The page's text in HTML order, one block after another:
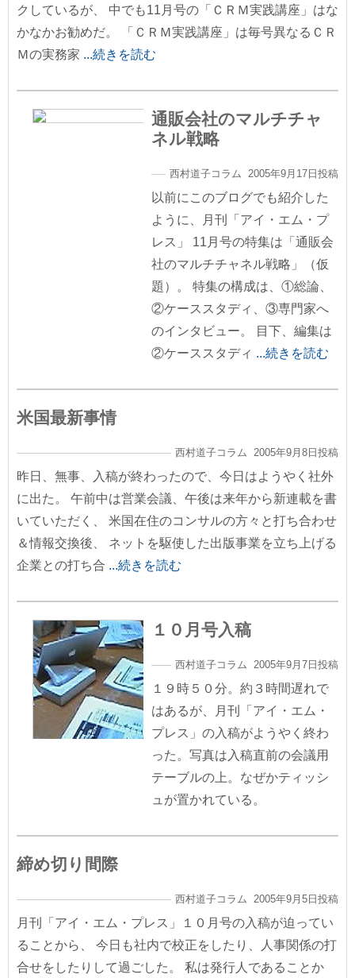
クしているが、 中でも11月号の「ＣＲＭ実践講座」はな
かなかお勧めだ。 「ＣＲＭ実践講座」は毎号異なるＣＲ
Ｍの実務家 ...続きを読む
通販会社のマルチチャ
ネル戦略
西村道子コラム 2005年9月17日投稿
以前にこのブログでも紹介した
ように、月刊「アイ・エム・プ
レス」 11月号の特集は「通販会
社のマルチチャネル戦略」（仮
題）。 特集の構成は、①総論、
②ケーススタディ、③専門家へ
のインタビュー。 目下、編集は
②ケーススタディ ...続きを読む
米国最新事情
西村道子コラム 2005年9月8日投稿
昨日、無事、入稿が終わったので、今日はようやく社外
に出た。 午前中は営業会議、午後は来年から新連載を書
いていただく、 米国在住のコンサルの方々と打ち合わせ
＆情報交換後、 ネットを駆使した出版事業を立ち上げる
企業との打ち合 ...続きを読む
１０月号入稿
西村道子コラム 2005年9月7日投稿
１９時５０分。約３時間遅れで
はあるが、月刊「アイ・エム・
プレス」の入稿がようやく終わ
った。写真は入稿直前の会議用
テーブルの上。なぜかティッシ
ュが置かれている。
締め切り間際
西村道子コラム 2005年9月5日投稿
月刊「アイ・エム・プレス」１０月号の入稿が迫ってい
ることから、 今日も社内で校正をしたり、人事関係の打
合せをしたりして過ごした。 私は発行人であることか